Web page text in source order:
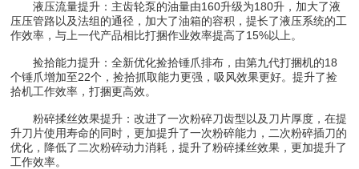
液压流量提升：主齿轮泵的油量由160升级为180升，加大了液
压压管路以及法组的通径，加大了油箱的容积，提长了液压系统的工
作效率，与上一代产品相比打捆作业效率提高了15%以上。
捡拾能力提升：全新优化捡拾锤爪排布，由第九代打捆机的18
个锤爪增加至22个，捡拾抓取能力更强，吸风效果更好。提升了捡
拾机工作效率，打捆更高效。
粉碎揉丝效果提升：改进了一次粉碎刀齿型以及刀片厚度，在提
升刀片使用寿命的同时，更加提升了一次粉碎能力，二次粉碎插刀的
优化，降低了二次粉碎动力消耗，提升了粉碎揉丝效果，更加提升了
工作效率。